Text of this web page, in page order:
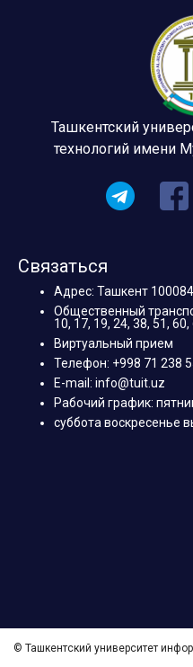
Ташкентский
технологий имени
Связаться
Адрес: Ташкент
Общественный
10, 17, 19, 24, 38, 51,
Виртуальный прием
Телефон: +998 71 238
E-mail: info@tuit.uz
Рабочий график:
суббота воскресенье
© Ташкентский университет